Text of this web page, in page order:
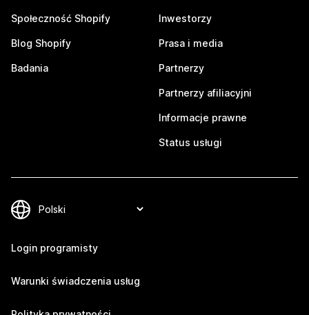
Społeczność Shopify
Blog Shopify
Badania
Inwestorzy
Prasa i media
Partnerzy
Partnerzy afiliacyjni
Informacje prawne
Status usługi
Login programisty
Warunki świadczenia usług